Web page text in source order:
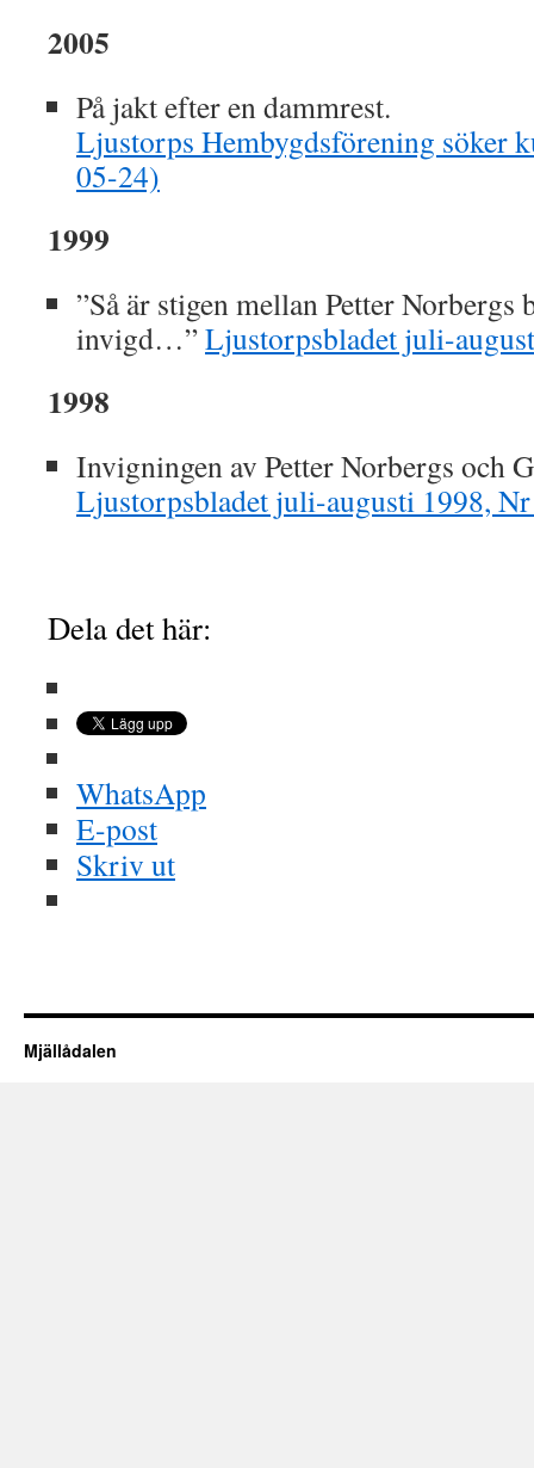
2005
På jakt efter en dammrest.
Ljustorps Hembygdsförening söker
05-24)
1999
”Så är stigen mellan Petter
invigd…”Ljustorpsbladet juli-
1998
Invigningen av Petter Norbergs och
Ljustorpsbladet juli-augusti 1998,
Dela det här:
WhatsApp
E-post
Skriv ut
Mjällådalen